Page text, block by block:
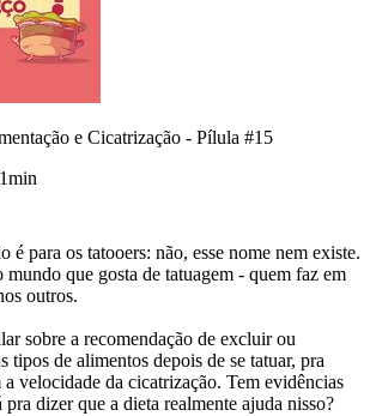
e Cicatrização - Pílula #15
é para os tatooers: não, esse nome nem existe.
mundo que gosta de tatuagem - quem faz em
outros.
sobre a recomendação de excluir ou
tipos de alimentos depois de se tatuar, pra
velocidade da cicatrização. Tem evidências
dizer que a dieta realmente ajuda nisso?